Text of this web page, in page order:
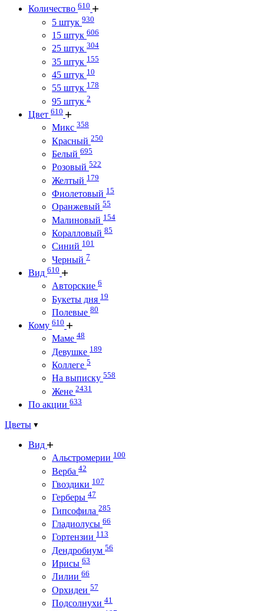
Количество 610
5 штук 930
15 штук 606
25 штук 304
35 штук 155
45 штук 10
55 штук 178
95 штук 2
Цвет 610
Микс 358
Красный 250
Белый 695
Розовый 522
Желтый 179
Фиолетовый 15
Оранжевый 55
Малиновый 154
Коралловый 85
Синий 101
Черный 7
Вид 610
Авторские 6
Букеты дня 19
Полевые 80
Кому 610
Маме 48
Девушке 189
Коллеге 5
На выписку 558
Жене 2431
По акции 633
Цветы
Вид
Альстромерии 100
Верба 42
Гвоздики 107
Герберы 47
Гипсофила 285
Гладиолусы 66
Гортензии 113
Дендробиум 56
Ирисы 63
Лилии 66
Орхидеи 57
Подсолнухи 41